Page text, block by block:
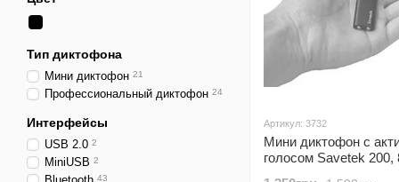
Артикул: 3732
Мини диктофон с
голосом Savetek 200,
Тип диктофона
Мини диктофон 21
Профессиональный диктофон 24
Интерфейсы
USB 2.0 2
MiniUSB 2
43